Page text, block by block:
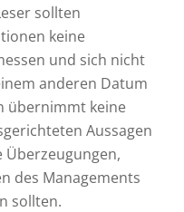
sollten
keine
und sich nicht
anderen Datum
übernimmt keine
Aussagen
Überzeugungen,
des Managements
sollten.